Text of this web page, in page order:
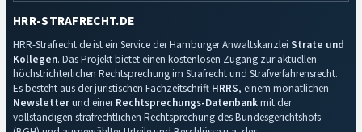
HRR-STRAFRECHT.DE
HRR-Strafrecht.de ist ein Service der Hamburger Anwaltskanzlei Strate und
Kollegen. Das Projekt bietet einen kostenlosen Zugang zur aktuellen
höchstrichterlichen Rechtsprechung im Strafrecht und Strafverfahrensrecht.
Es besteht aus der juristischen Fachzeitschrift HRRS, einem monatlichen
Newsletterund einerRechtsprechungs-Datenbankmit der
vollständigen strafrechtlichen Rechtsprechung des Bundesgerichtshofs